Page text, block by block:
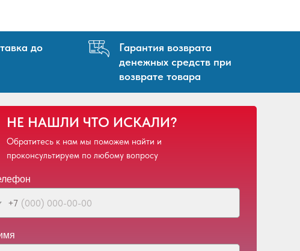
до
Гарантия возврата
денежных средств при
возврате товара
НЕ НАШЛИ ЧТО ИСКАЛИ?
Обратитесь к нам мы поможем найти и
проконсультируем по любому вопросу
+7